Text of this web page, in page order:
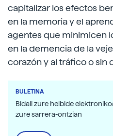
capitalizar los efectos
en la memoria y el
agentes que minimicen
en la demencia de la
corazón y al tráfico o sin
BULETINA
Bidali zure helbide
zure sarrera-ontzian